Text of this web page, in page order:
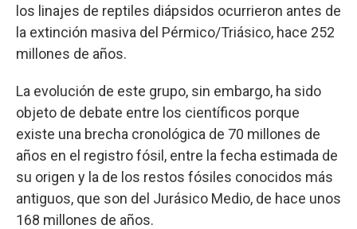
los linajes de reptiles diápsidos ocurrieron antes de
la extinción masiva del Pérmico/Triásico, hace 252
millones de años.
La evolución de este grupo, sin embargo, ha sido
objeto de debate entre los científicos porque
existe una brecha cronológica de 70 millones de
años en el registro fósil, entre la fecha estimada de
su origen y la de los restos fósiles conocidos más
antiguos, que son del Jurásico Medio, de hace unos
168 millones de años.